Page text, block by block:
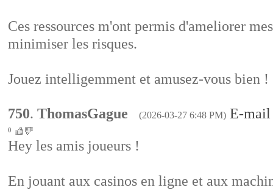
Ces ressources m'ont permis d'ameliorer
minimiser les risques.
Jouez intelligemment et amusez-vous bien !
750. ThomasGague (2026-03-27 6:48 PM) E-mail
0
Hey les amis joueurs !
En jouant aux casinos en ligne et aux